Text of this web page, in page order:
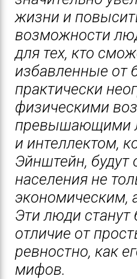
жизни и
возможности
для тех, кто
избавленные от
практически
физическими
превышающими
и интеллектом,
Эйнштейн, будут
населения не
экономическим,
Эти люди
отличие от
ревностно, как
мифов.